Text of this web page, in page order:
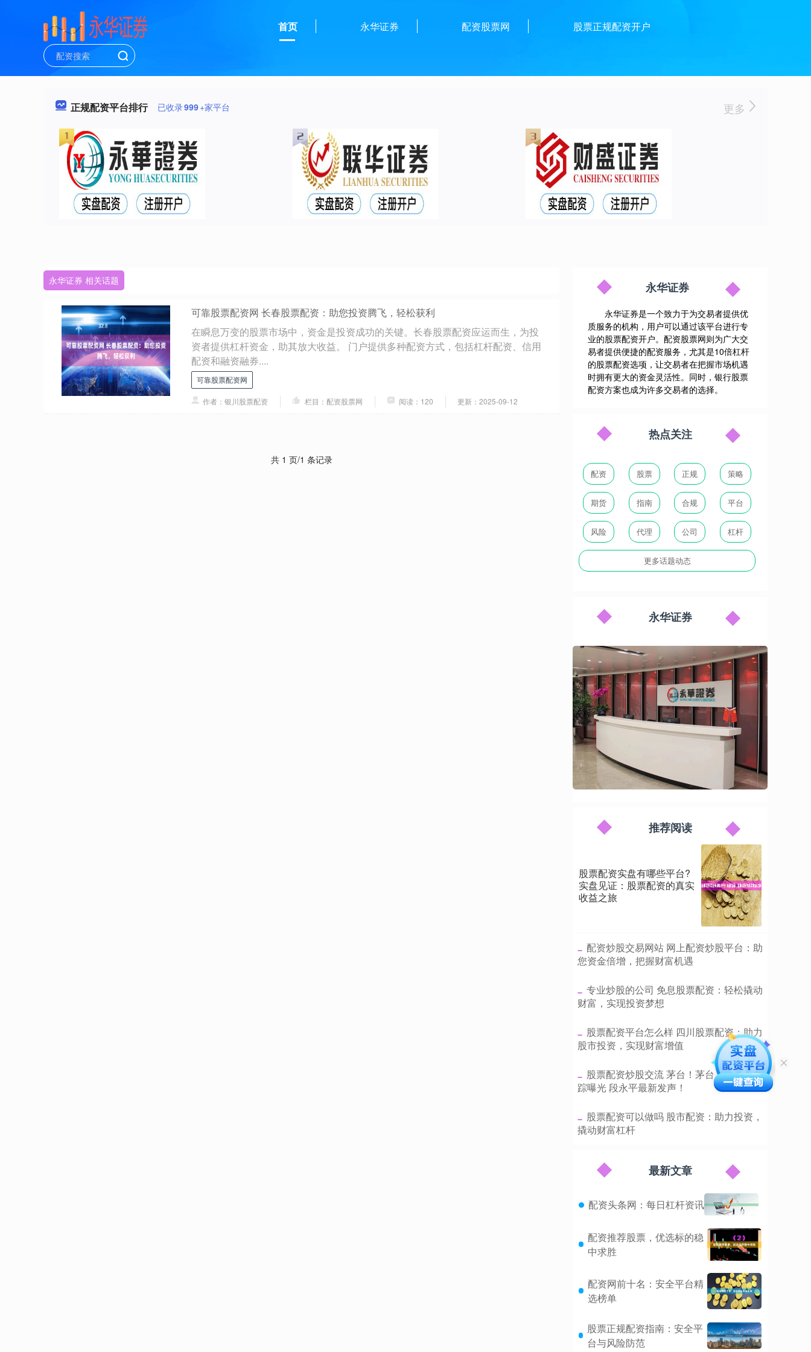
首页 永华证券 配资股票网 股票正规配资开户
正规配资平台排行 已收录999+家平台 更多
永华证券 相关话题
可靠股票配资网 长春股票配资：助您投资腾飞，轻松获利
在瞬息万变的股票市场中，资金是投资成功的关键。长春股票配资应运而生，为投
资者提供杠杆资金，助其放大收益。 门户提供多种配资方式，包括杠杆配资、信用
配资和融资融券....
可靠股票配资网
作者：银川股票配资 栏目：配资股票网 阅读：120 更新：2025-09-12
共 1 页/1 条记录
永华证券
永华证券是一个致力于为交易者提供优
质服务的机构，用户可以通过该平台进行专
业的股票配资开户。配资股票网则为广大交
易者提供便捷的配资服务，尤其是10倍杠杆
的股票配资选项，让交易者在把握市场机遇
时拥有更大的资金灵活性。同时，银行股票
配资方案也成为许多交易者的选择。
热点关注
配资 股票 正规 策略
期货 指南 合规 平台
风险 代理 公司 杠杆
更多话题动态
永华证券
推荐阅读
股票配资实盘有哪些平台?
实盘见证：股票配资的真实
收益之旅
​配资炒股交易网站 网上配资炒股平台：助
您资金倍增，把握财富机遇
​专业炒股的公司 免息股票配资：轻松撬动
财富，实现投资梦想
​股票配资平台怎么样 四川股票配资：助力
股市投资，实现财富增值
​股票配资炒股交流 茅台！茅台！董事长行
踪曝光 段永平最新发声！
​股票配资可以做吗 股市配资：助力投资，
撬动财富杠杆
最新文章
配资头条网：每日杠杆资讯
配资推荐股票，优选标的稳
中求胜
配资网前十名：安全平台精
选榜单
股票正规配资指南：安全平
台与风险防范